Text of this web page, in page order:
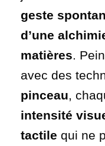
geste
d’une
matières.
avec des
pinceau,
intensité
tactile qui ne